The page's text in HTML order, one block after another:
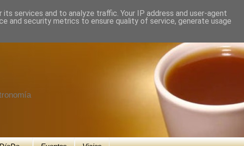
services and to analyze traffic. Your IP address and user-agent
and security metrics to ensure quality of service, generate usage